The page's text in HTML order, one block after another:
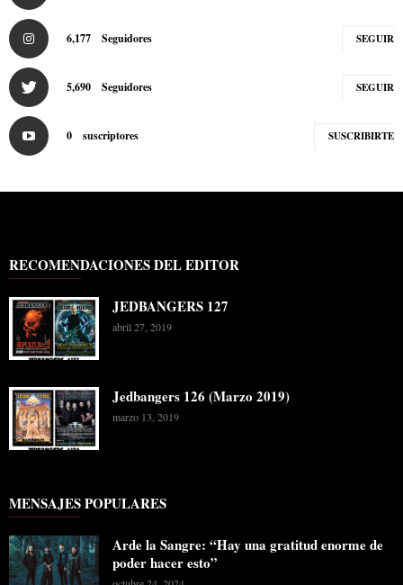
6,177 Seguidores SEGUIR
5,690 Seguidores SEGUIR
0 suscriptores SUSCRIBIRTE
RECOMENDACIONES DEL EDITOR
JEDBANGERS 127
abril 27, 2019
Jedbangers 126 (Marzo 2019)
marzo 13, 2019
MENSAJES POPULARES
Arde la Sangre: “Hay una gratitud enorme de
poder hacer esto”